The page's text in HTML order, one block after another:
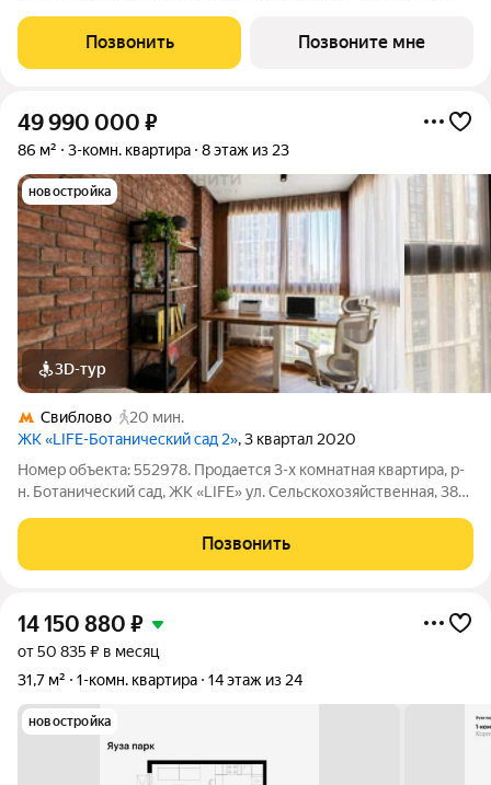
расположение 5 минут пешком до ж/д станции Мытищи и 20
минут на автомобиле до
Позвонить Позвоните мне
49 990 000 ₽
86 м² 3-комн. квартира 8 этаж из 23
новостройка
3D-тур
Свиблово
20 мин.
ЖК «LIFE-Ботанический cад 2», 3 квартал 2020
Номер объекта: 552978. Продается 3-х комнатная квартира, р-
н. Ботанический сад, ЖК «LIFE» ул. Сельскохозяйственная, 38к1
монолитного дома - Быстрый выход на сделку!!! - Показ в
удобное для
Позвонить
14 150 880 ₽
от 50 835 ₽ в месяц
31,7 м²
1-комн. квартира 14 этаж из 24
новостройка